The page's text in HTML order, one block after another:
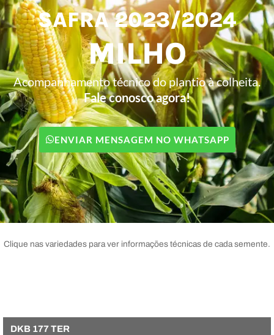
SAFRA 2023/2024
MILHO
Acompanhamento técnico do plantio à colheita.
Fale conosco agora!
ENVIAR MENSAGEM NO WHATSAPP
Clique nas variedades para ver informações técnicas de cada semente.
DKB 177 TER